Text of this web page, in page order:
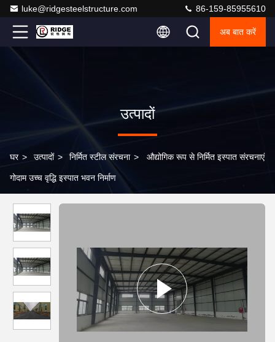
luke@ridgesteelstructure.com 86-159-85955610
अब बात करें
उत्पादों
घर > उत्पादों > निर्मित स्टील संरचना > औद्योगिक रूप से निर्मित इस्पात संरचनाएं
गोदाम उच्च वृद्धि इस्पात भवन निर्माण